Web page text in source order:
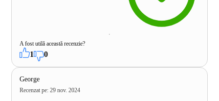
A fost utilă această recenzie?
1 0
George
Recenzat pe: 29 nov. 2024